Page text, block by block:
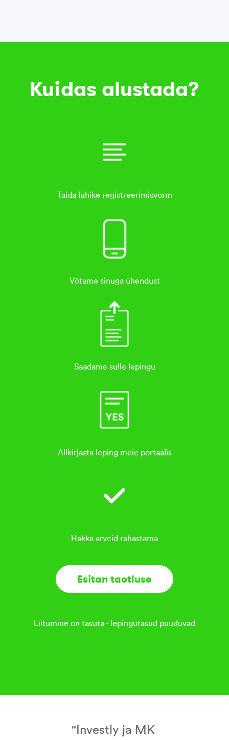
Kuidas alustada?
Täida lühike registreerimisvorm
Võtame sinuga ühendust
Saadame sulle lepingu
Allkirjasta leping meie portaalis
Hakka arveid rahastama
Esitan taotluse
Liitumine on tasuta - lepingutasud puuduvad
"Investly ja MK